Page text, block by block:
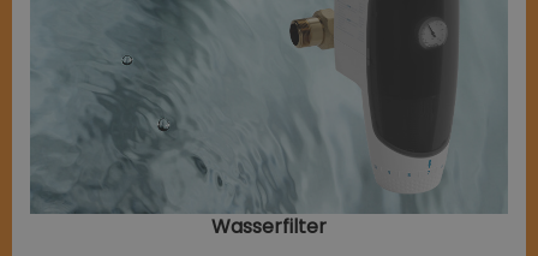
Wasserfilter​